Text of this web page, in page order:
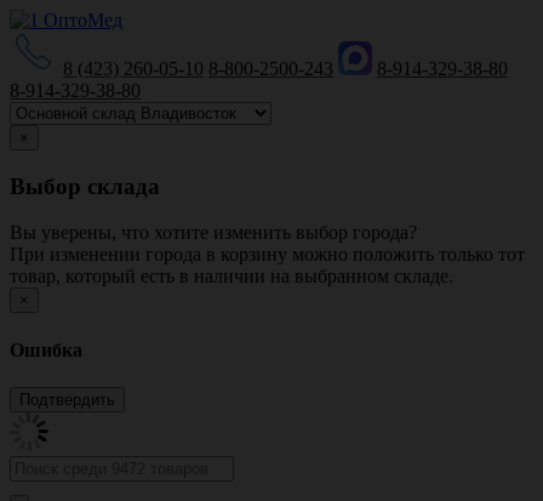
8 (423) 260-05-10 8-800-2500-243
8-914-329-38-80
8-914-329-38-80
×
Выбор склада
Вы уверены, что хотите изменить выбор города?
При изменении города в корзину можно положить только тот
товар, который есть в наличии на выбранном складе.
×
Ошибка